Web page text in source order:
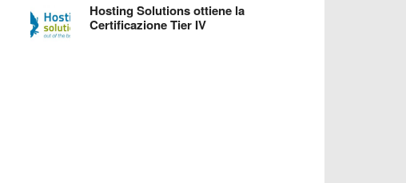
Hosting Solutions ottiene la
Certificazione Tier IV